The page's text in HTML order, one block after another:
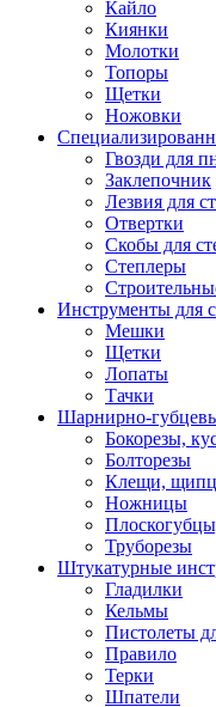
Кайло
Киянки
Молотки
Топоры
Щетки
Ножовки
Гвозди для
Заклепочник
Лезвия для
Отвертки
Скобы для
Степлеры
Инструменты для
Мешки
Щетки
Лопаты
Тачки
Шарнирно-
Бокорезы,
Болторезы
Клещи,
Ножницы
Труборезы
Штукатурные
Гладилки
Кельмы
Пистолеты
Правило
Терки
Шпатели